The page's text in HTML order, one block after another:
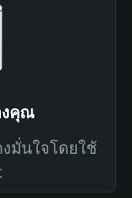
งคุณ
มั่นใจโดยใช้